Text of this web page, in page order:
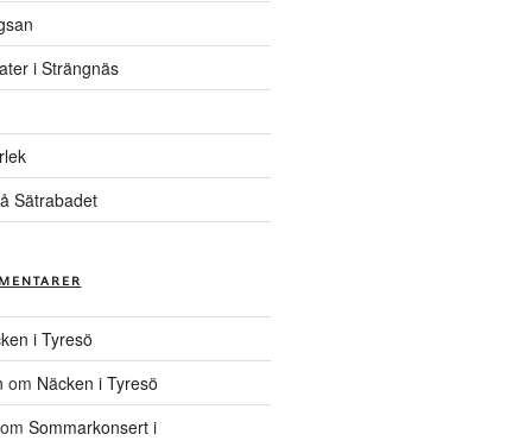
i Strängnäs
Sätrabadet
i Tyresö
om Näcken i Tyresö
Sommarkonsert i